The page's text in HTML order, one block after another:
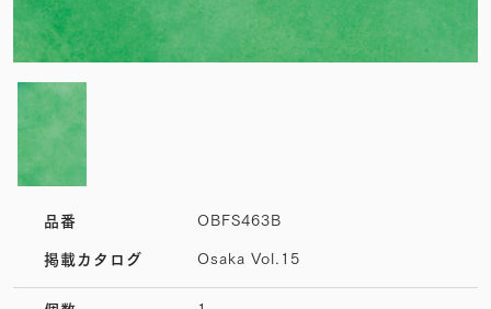
品番 OBFS463B
掲載カタログ Osaka Vol.15